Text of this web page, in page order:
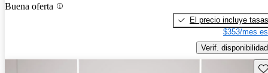
Buena oferta
El precio incluye tasas
$353/mes
Verif. disponibilidad